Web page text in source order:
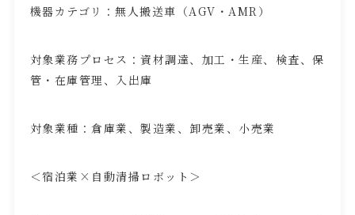
機器カテゴリ：無人搬送車（AGV ・AMR）
対象業務プロセス：資材調達、加工・生産、検査、保
管・在庫管理、入出庫
対象業種：倉庫業、製造業、卸売業、小売業
＜宿泊業×自動清掃ロボット＞